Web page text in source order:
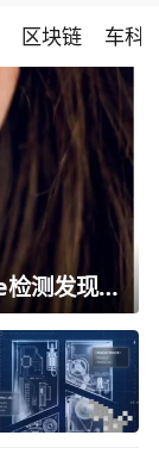
区块链 车科
81款主流耳机全军覆没：ToxFree检测发现均含对人体有害化学物质